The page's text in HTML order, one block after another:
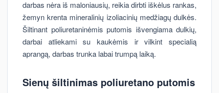
darbas nėra iš maloniausių, reikia dirbti iškėlus rankas,
žemyn krenta mineralinių izoliacinių medžiagų dulkės.
Šiltinant poliuretaninėmis putomis išvengiama dulkių,
darbai atliekami su kaukėmis ir vilkint specialią
aprangą, darbas trunka labai trumpą laiką.
Sienų šiltinimas poliuretano putomis